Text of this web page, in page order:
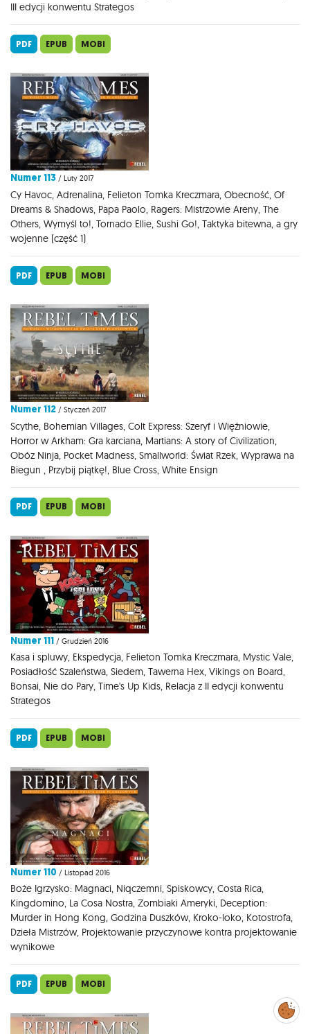
III edycji konwentu Strategos
PDF EPUB MOBI
Numer 113 / Luty 2017
Cy Havoc, Adrenalina, Felieton Tomka Kreczmara, Obecność, Of
Dreams & Shadows, Papa Paolo, Ragers: Mistrzowie Areny, The
Others, Wymyśl to!, Tornado Ellie, Sushi Go!, Taktyka bitewna, a gry
wojenne (część 1)
PDF EPUB MOBI
Numer 112 / Styczeń 2017
Scythe, Bohemian Villages, Colt Express: Szeryf i Więźniowie,
Horror w Arkham: Gra karciana, Martians: A story of Civilization,
Obóz Ninja, Pocket Madness, Smallworld: Świat Rzek, Wyprawa na
Biegun , Przybij piątkę!, Blue Cross, White Ensign
PDF EPUB MOBI
Numer 111 / Grudzień 2016
Kasa i spluwy, Ekspedycja, Felieton Tomka Kreczmara, Mystic Vale,
Posiadłość Szaleństwa, Siedem, Tawerna Hex, Vikings on Board,
Bonsai, Nie do Pary, Time's Up Kids, Relacja z II edycji konwentu
Strategos
PDF EPUB MOBI
Numer 110 / Listopad 2016
Boże Igrzysko: Magnaci, Niqczemni, Spiskowcy, Costa Rica,
Kingdomino, La Cosa Nostra, Zombiaki Ameryki, Deception:
Murder in Hong Kong, Godzina Duszków, Kroko-loko, Kotostrofa,
Dzieła Mistrzów, Projektowanie przyczynowe kontra projektowanie
wynikowe
PDF EPUB MOBI
Zarządzaj
preferencjami
cookies